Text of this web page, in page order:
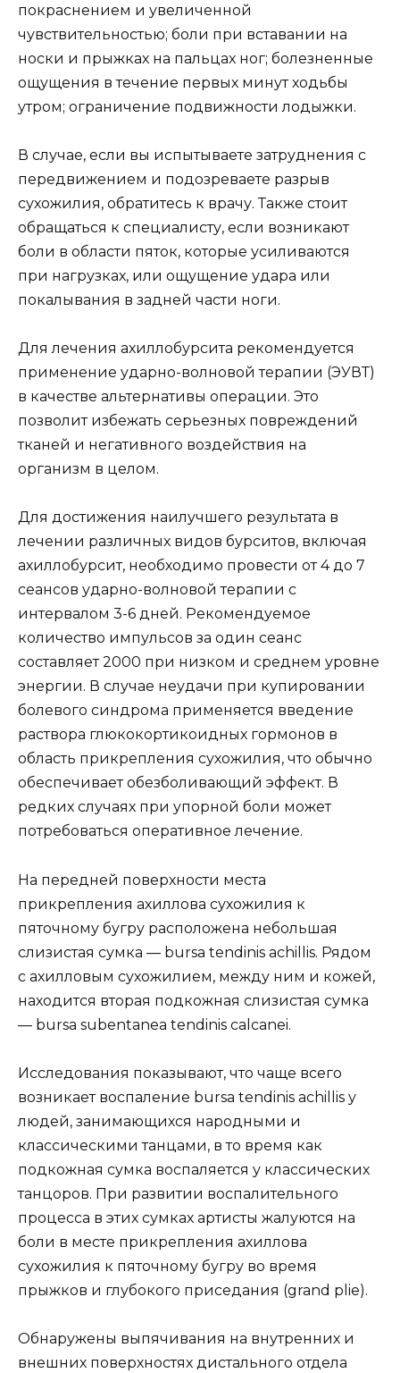
покраснением и увеличенной
чувствительностью; боли при вставании на
носки и прыжках на пальцах ног; болезненные
ощущения в течение первых минут ходьбы
утром; ограничение подвижности лодыжки.
В случае, если вы испытываете затруднения с
передвижением и подозреваете разрыв
сухожилия, обратитесь к врачу. Также стоит
обращаться к специалисту, если возникают
боли в области пяток, которые усиливаются
при нагрузках, или ощущение удара или
покалывания в задней части ноги.
Для лечения ахиллобурсита рекомендуется
применение ударно-волновой терапии (ЭУВТ)
в качестве альтернативы операции. Это
позволит избежать серьезных повреждений
тканей и негативного воздействия на
организм в целом.
Для достижения наилучшего результата в
лечении различных видов бурситов, включая
ахиллобурсит, необходимо провести от 4 до 7
сеансов ударно-волновой терапии с
интервалом 3-6 дней. Рекомендуемое
количество импульсов за один сеанс
составляет 2000 при низком и среднем уровне
энергии. В случае неудачи при купировании
болевого синдрома применяется введение
раствора глюкокортикоидных гормонов в
область прикрепления сухожилия, что обычно
обеспечивает обезболивающий эффект. В
редких случаях при упорной боли может
потребоваться оперативное лечение.
На передней поверхности места
прикрепления ахиллова сухожилия к
пяточному бугру расположена небольшая
слизистая сумка — bursa tendinis achillis. Рядом
с ахилловым сухожилием, между ним и кожей,
находится вторая подкожная слизистая сумка
— bursa subentanea tendinis calcanei.
Исследования показывают, что чаще всего
возникает воспаление bursa tendinis achillis у
людей, занимающихся народными и
классическими танцами, в то время как
подкожная сумка воспаляется у классических
танцоров. При развитии воспалительного
процесса в этих сумках артисты жалуются на
боли в месте прикрепления ахиллова
сухожилия к пяточному бугру во время
прыжков и глубокого приседания (grand plie).
Обнаружены выпячивания на внутренних и
внешних поверхностях дистального отдела